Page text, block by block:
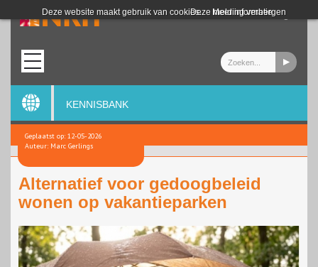
Deze website maakt gebruik van cookies. Meer informatie
Deze melding verbergen
Login
KENNISBANK
Geplaatst op: 12-05-2026
Auteur: Marc Gerlings
Alternatief voor gedoogbeleid
wonen op vakantieparken